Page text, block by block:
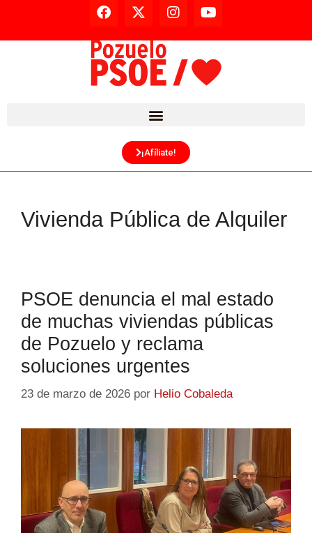
¡Afíliate!
Vivienda Pública de Alquiler
PSOE denuncia el mal estado
de muchas viviendas públicas
de Pozuelo y reclama
soluciones urgentes
23 de marzo de 2026 por Helio Cobaleda